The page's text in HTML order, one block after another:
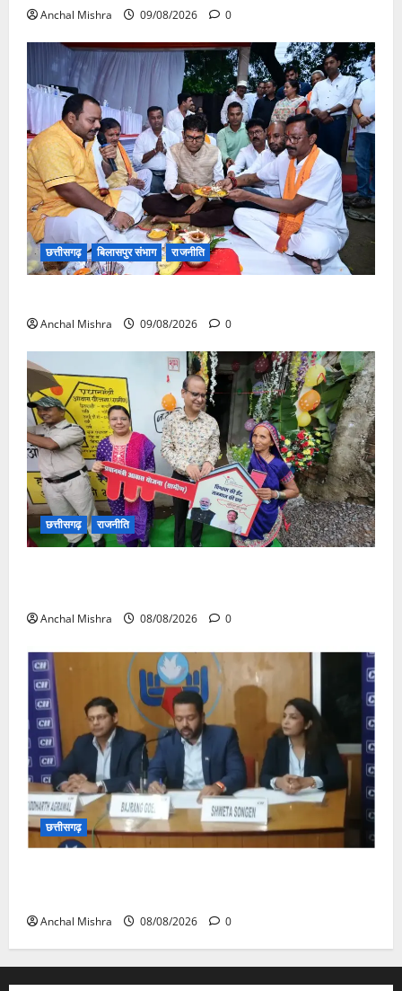
Anchal Mishra 09/08/2026 0
छत्तीसगढ़ बिलासपुर संभाग राजनीति
Anchal Mishra 09/08/2026 0
छत्तीसगढ़ राजनीति
Anchal Mishra 08/08/2026 0
छत्तीसगढ़
Anchal Mishra 08/08/2026 0